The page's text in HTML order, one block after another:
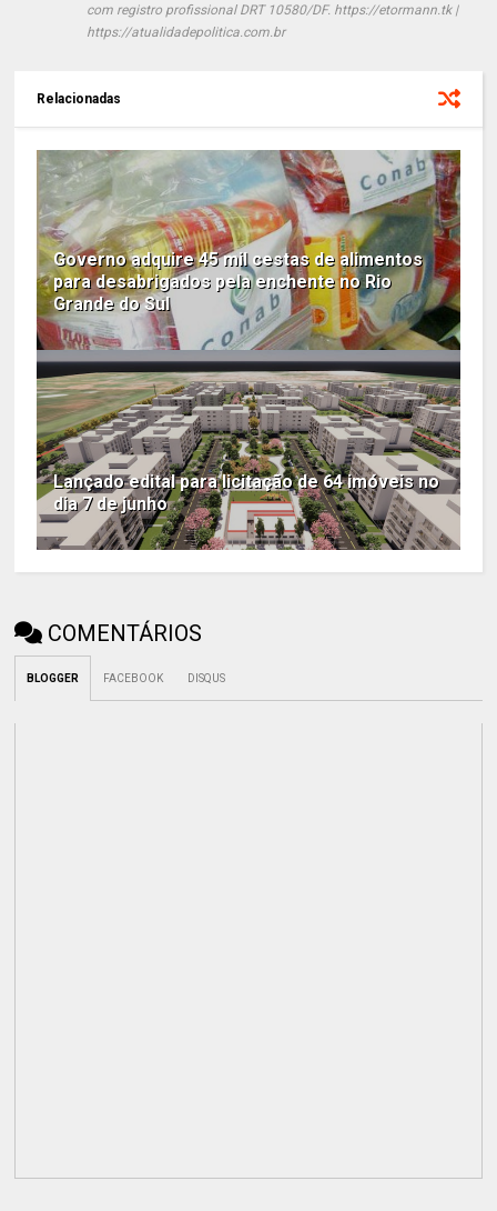
com registro profissional DRT 10580/DF. https://etormann.tk |
https://atualidadepolitica.com.br
Relacionadas
Governo adquire 45 mil cestas de alimentos
para desabrigados pela enchente no Rio
Grande do Sul
Lançado edital para licitação de 64 imóveis no
dia 7 de junho
COMENTÁRIOS
BLOGGER FACEBOOK DISQUS